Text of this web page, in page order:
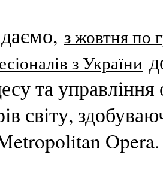
з жовтня по
з України
та
світу,
Opera.